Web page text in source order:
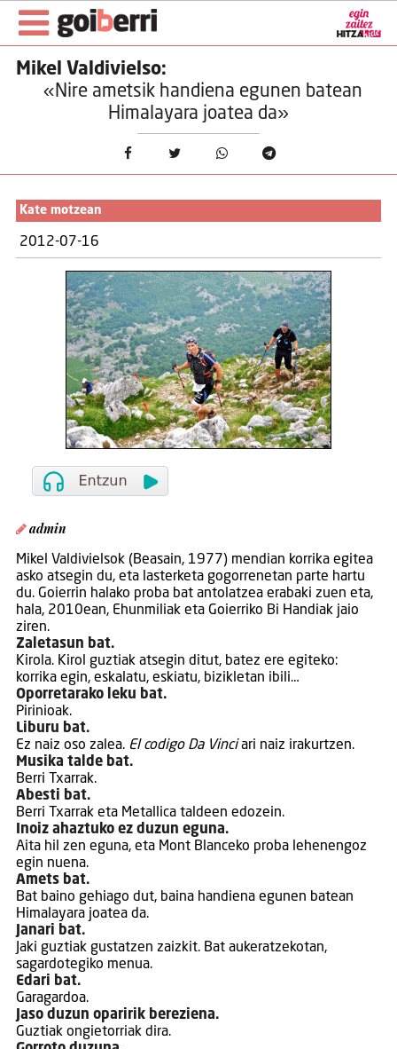
Mikel Valdivielso:
«Nire ametsik handiena egunen batean
Himalayara joatea da»
Kate motzean
2012-07-16
admin
Mikel Valdivielsok (Beasain, 1977) mendian korrika egitea
asko atsegin du, eta lasterketa gogorrenetan parte hartu
du. Goierrin halako proba bat antolatzea erabaki zuen eta,
hala, 2010ean, Ehunmiliak eta Goierriko Bi Handiak jaio
ziren.
Zaletasun bat.
Kirola. Kirol guztiak atsegin ditut, batez ere egiteko:
korrika egin, eskalatu, eskiatu, bizikletan ibili…
Oporretarako leku bat.
Pirinioak.
Liburu bat.
Ez naiz oso zalea. El codigo Da Vinciari naiz irakurtzen.
Musika talde bat.
Berri Txarrak.
Abesti bat.
Berri Txarrak eta Metallica taldeen edozein.
Inoiz ahaztuko ez duzun eguna.
Aita hil zen eguna, eta Mont Blanceko proba lehenengoz
egin nuena.
Amets bat.
Bat baino gehiago dut, baina handiena egunen batean
Himalayara joatea da.
Janari bat.
Jaki guztiak gustatzen zaizkit. Bat aukeratzekotan,
sagardotegiko menua.
Edari bat.
Garagardoa.
Jaso duzun oparirik bereziena.
Guztiak ongietorriak dira.